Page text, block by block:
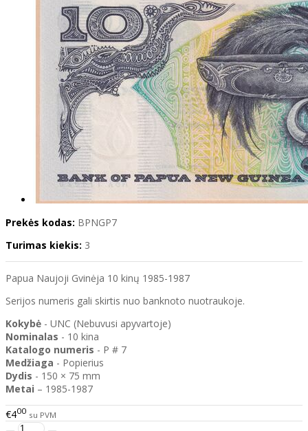
Prekės kodas: BPNGP7
Turimas kiekis: 3
Papua Naujoji Gvinėja 10 kinų 1985-1987
Serijos numeris gali skirtis nuo banknoto nuotraukoje.
Kokybė - UNC (Nebuvusi apyvartoje)
Nominalas - 10 kina
Katalogo numeris - P # 7
Medžiaga - Popierius
Dydis - 150 × 75 mm
Metai – 1985-1987
€400 su PVM